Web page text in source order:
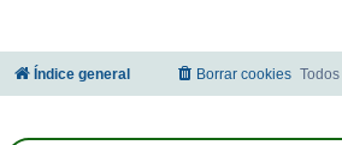
Índice general Borrar cookies